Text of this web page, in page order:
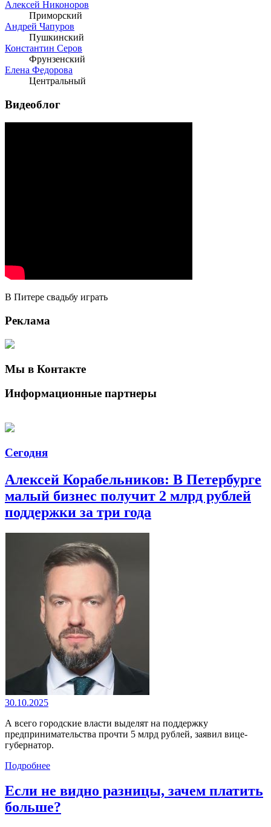
Алексей Никоноров
Приморский
Андрей Чапуров
Пушкинский
Константин Серов
Фрунзенский
Елена Федорова
Центральный
Видеоблог
В Питере свадьбу играть
Реклама
Мы в Контакте
Информационные партнеры
Сегодня
Алексей Корабельников: В Петербурге
малый бизнес получит 2 млрд рублей
поддержки за три года
30.10.2025
А всего городские власти выделят на поддержку
предпринимательства прочти 5 млрд рублей, заявил вице-
губернатор.
Подробнее
Если не видно разницы, зачем платить
больше?